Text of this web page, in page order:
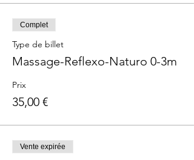
Complet
Type de billet
Massage-Reflexo-Naturo 0-3m
Prix
35,00 €
Vente expirée